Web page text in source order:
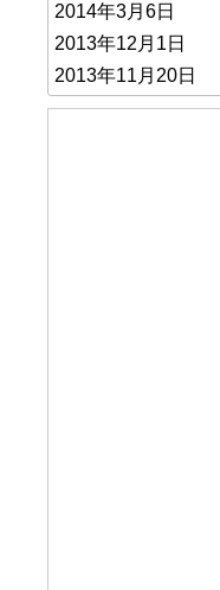
2014年3月6日
2013年12月1日
2013年11月20日